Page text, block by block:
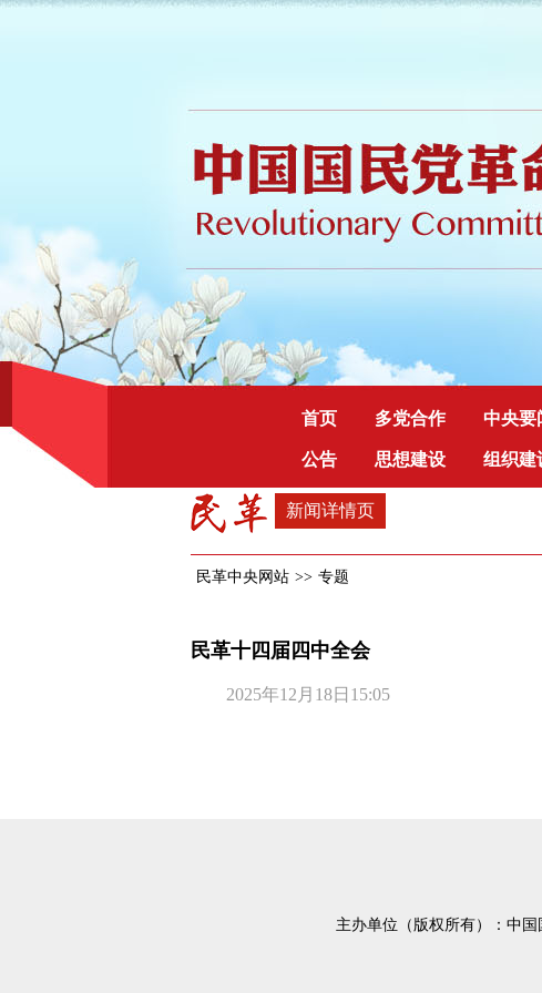
首页 多党合作 中央要
公告 思想建设 组织建
新闻详情页
民革中央网站 >> 专题
民革十四届四中全会
2025年12月18日15:05
主办单位（版权所有）：中